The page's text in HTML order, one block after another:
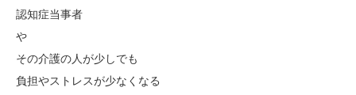
認知症当事者
や
その介護の人が少しでも
負担やストレスが少なくなる